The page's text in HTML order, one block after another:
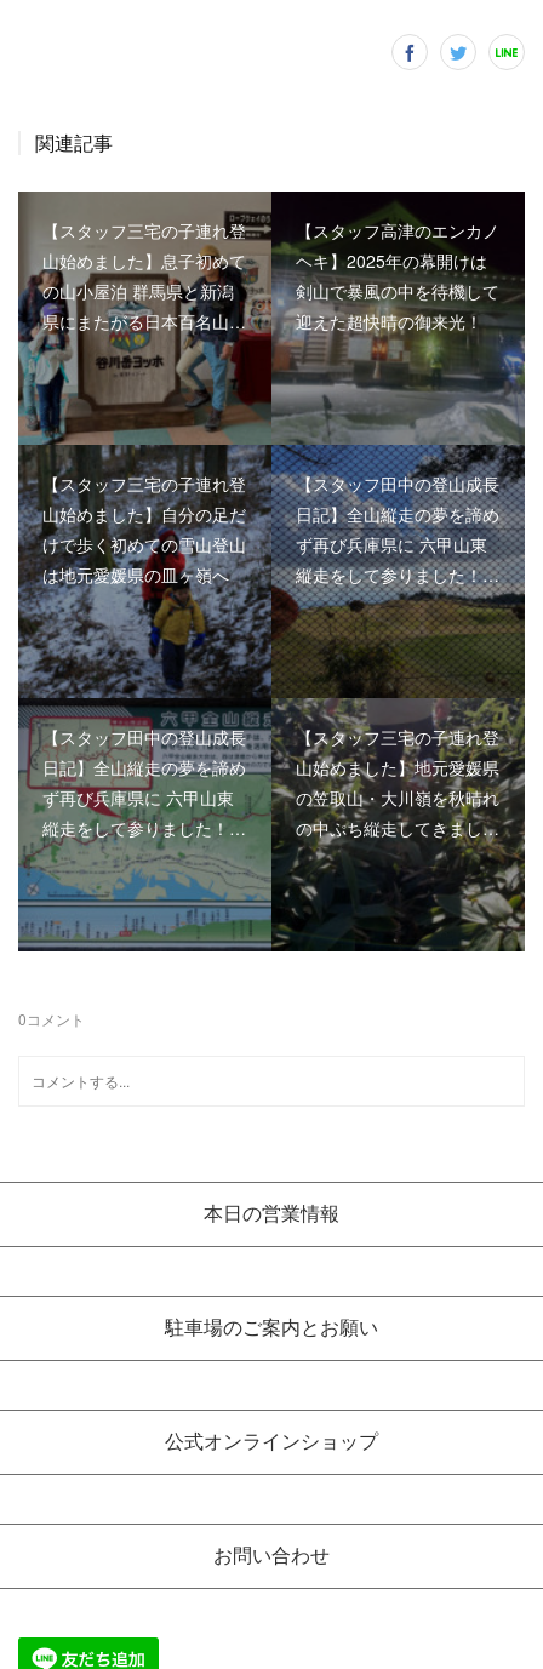
関連記事
【スタッフ三宅の子連れ登
山始めました】息子初めて
の山小屋泊 群馬県と新潟
県にまたがる日本百名山…
【スタッフ高津のエンカノ
ヘキ】2025年の幕開けは
剣山で暴風の中を待機して
迎えた超快晴の御来光！
【スタッフ三宅の子連れ登
山始めました】自分の足だ
けで歩く初めての雪山登山
は地元愛媛県の皿ヶ嶺へ
【スタッフ田中の登山成長
日記】全山縦走の夢を諦め
ず再び兵庫県に 六甲山東
縦走をして参りました！…
【スタッフ田中の登山成長
日記】全山縦走の夢を諦め
ず再び兵庫県に 六甲山東
縦走をして参りました！…
【スタッフ三宅の子連れ登
山始めました】地元愛媛県
の笠取山・大川嶺を秋晴れ
の中ぷち縦走してきまし…
0コメント
本日の営業情報
駐車場のご案内とお願い
公式オンラインショップ
お問い合わせ